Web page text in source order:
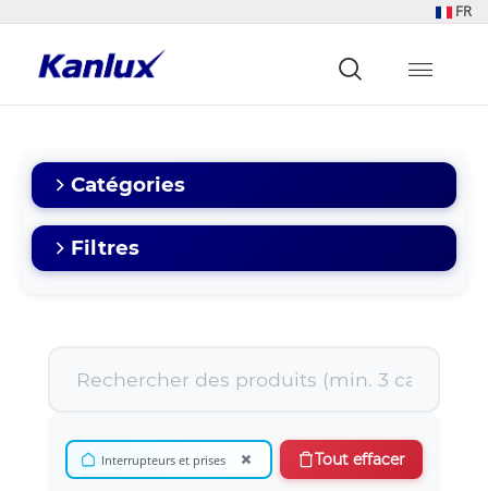
FR
główna
Catégories
Filtres
Interrupteurs et prises × Tout effacer